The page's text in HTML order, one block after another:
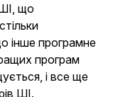
що
інше програмне
програм
і все ще
ШІ.